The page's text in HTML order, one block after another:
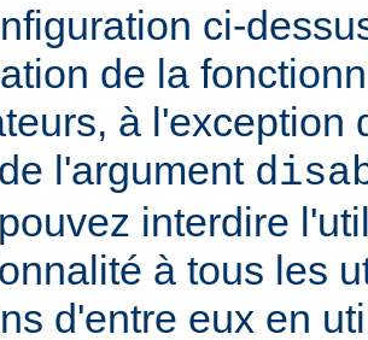
ci-
de la
à l'exception
l'argument
interdire
à tous les
d'entre eux en